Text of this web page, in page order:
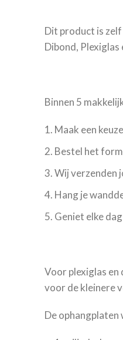
Dit product is zelf
Dibond,
Binnen 5
Maak een
Bestel het
Wij verzenden
Hang je
Geniet elke
Voor plexiglas
voor de kleinere
De